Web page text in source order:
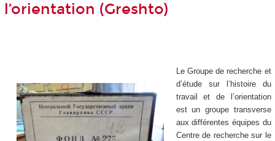
l’orientation (Greshto)
Le Groupe de recherche et
d’étude sur l’histoire du
travail et de l’orientation
est un groupe transverse
aux différentes équipes du
Centre de recherche sur le